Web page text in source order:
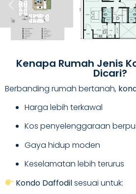
Kenapa Rumah Jenis
Dicari?
Berbanding rumah bertanah,
Harga lebih terkawal
Kos penyelenggaraan
Gaya hidup moden
Keselamatan lebih terurus
Kondo Daffodilsesuai untuk: